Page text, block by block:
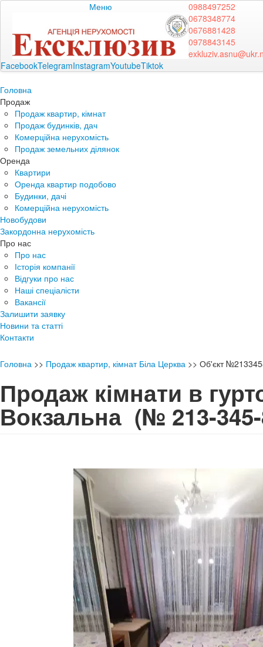
Меню
0988497252
0678348774
0676881428
0978843145
FacebookTelegramInstagramYoutubeTiktok
Головна
Продаж
Продаж квартир, кімнат
Продаж будинків, дач
Комерційна нерухомість
Продаж земельних ділянок
Оренда
Квартири
Оренда квартир подобово
Будинки, дачі
Комерційна нерухомість
Новобудови
Закордонна нерухомість
Про нас
Про нас
Історія компанії
Відгуки про нас
Наші спеціалісти
Вакансії
Залишити заявку
Новини та статті
Контакти
Головна >> Продаж квартир, кімнат Біла Церква >> Об'єкт
Продаж кімнати в
Вокзальна (№ 213-